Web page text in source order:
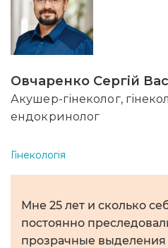
Овчаренко Сергій
Акушер-гінеколог,
ендокринолог
Гінекологія
Мне 25 лет и сколько
постоянно
прозрачные выделения